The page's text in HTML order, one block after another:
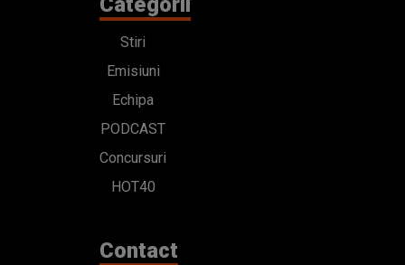
Stiri
Emisiuni
Echipa
PODCAST
Concursuri
HOT40
Contact